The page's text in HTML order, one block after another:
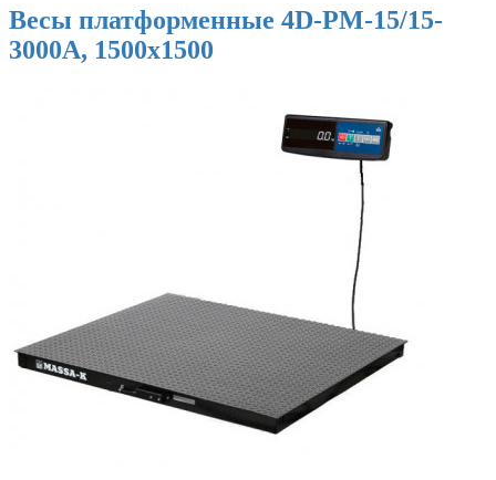
Весы платформенные 4D-PM-15/15-
3000A, 1500х1500